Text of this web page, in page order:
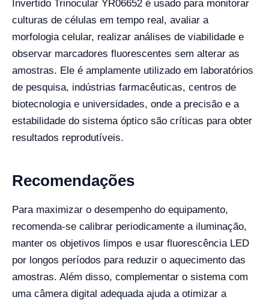
Invertido Trinocular YR06652 é usado para monitorar
culturas de células em tempo real, avaliar a
morfologia celular, realizar análises de viabilidade e
observar marcadores fluorescentes sem alterar as
amostras. Ele é amplamente utilizado em laboratórios
de pesquisa, indústrias farmacêuticas, centros de
biotecnologia e universidades, onde a precisão e a
estabilidade do sistema óptico são críticas para obter
resultados reprodutíveis.
Recomendações
Para maximizar o desempenho do equipamento,
recomenda-se calibrar periodicamente a iluminação,
manter os objetivos limpos e usar fluorescência LED
por longos períodos para reduzir o aquecimento das
amostras. Além disso, complementar o sistema com
uma câmera digital adequada ajuda a otimizar a